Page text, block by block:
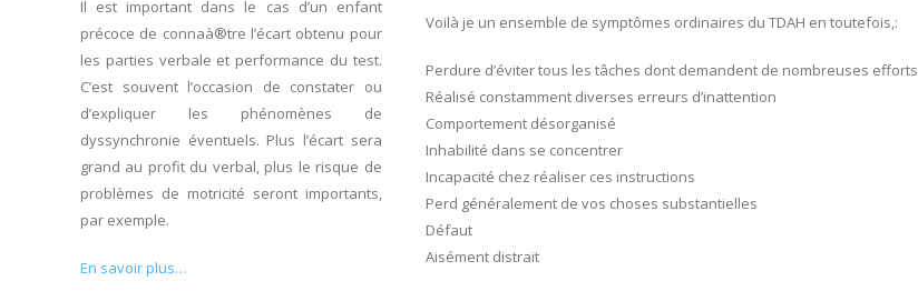
Il est important dans le cas d’un enfant
précoce de connaà®tre l’écart obtenu pour
les parties verbale et performance du test.
C’est souvent l’occasion de constater ou
d’expliquer les phénomènes de
dyssynchronie éventuels. Plus l’écart sera
grand au profit du verbal, plus le risque de
problèmes de motricité seront importants,
par exemple.
En savoir plus…
Voilà je un ensemble de symptômes ordinaires du TDAH en toutefois,:
Perdure d’éviter tous les tâches dont demandent de nombreuses efforts
Réalisé constamment diverses erreurs d’inattention
Comportement désorganisé
Inhabilité dans se concentrer
Incapacité chez réaliser ces instructions
Perd généralement de vos choses substantielles
Défaut
Aisément distrait